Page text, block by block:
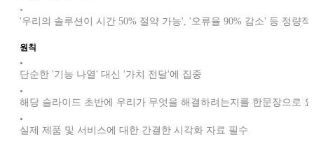
◦
'우리의 솔루션이 시간 50% 절약 가능', '오류율 90% 감소' 등 정량
원칙
•
단순한 '기능 나열' 대신 '가치 전달'에 집중
•
해당 슬라이드 초반에 우리가 무엇을 해결하려는지를 한문장으로
•
실제 제품 및 서비스에 대한 간결한 시각화 자료 필수